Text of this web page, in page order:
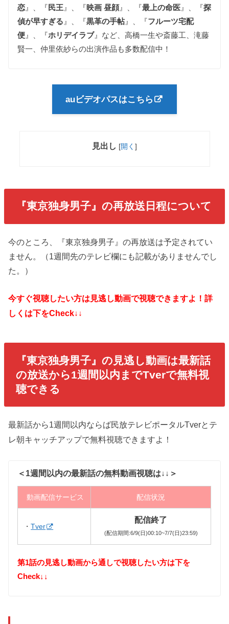
恋 』、『 民王 』、『映画 昼顔』、『最上の命医 』、『探
偵が早すぎる 』、『黒革の手帖』、『フルーツ宅配
便 』、『ホリデイラブ』など、高橋一生や斎藤工、滝藤
賢一、仲里依紗らの出演作品も多数配信中！
auビデオパスはこちら
見出し [開く ]
『東京独身男子』の再放送日程について
今のところ、『東京独身男子』の再放送は予定されてい
ません。（1週間先のテレビ欄にも記載がありませんでし
た。）
今すぐ視聴したい方は見逃し動画で視聴できますよ！詳
しくは下をCheck↓↓
『東京独身男子』 の見逃し動画は最新話
の放送から1週間以内までTverで無料視
聴できる
最新話から1週間以内ならば民放テレビポータルTverとテ
レ朝キャッチアップで無料視聴できますよ！
＜1週間以内の最新話の無料動画視聴は↓↓＞
動画配信サービス 配信状況
・Tver
配信終了
(配信期間:6/9(日)00:10~7/7(日)23:59)
第1話の見逃し動画から通しで視聴したい方は下を
Check↓↓